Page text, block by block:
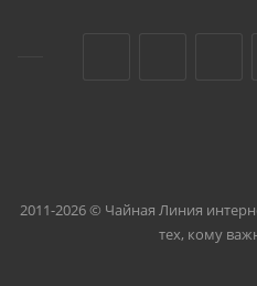
2011-2026 © Чайная Линия
тех, кому